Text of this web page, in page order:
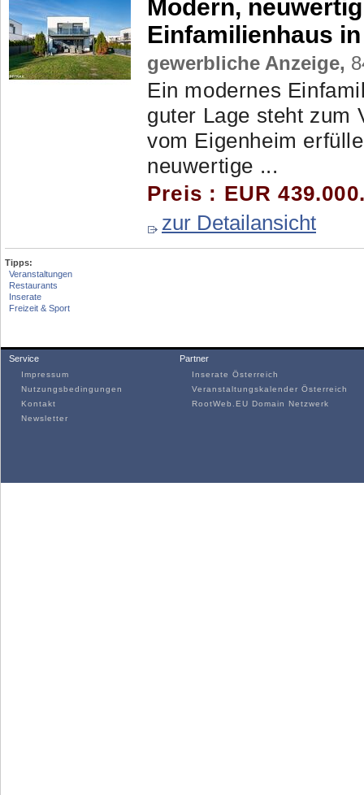
Modern,
Einfamilienhaus
gewerbliche Anzeige,
Ein modernes
guter Lage steht zum
vom Eigenheim
neuwertige ...
Preis : EUR
zur Detailansicht
Tipps:
Veranstaltungen
Restaurants
Inserate
Freizeit & Sport
Service
Impressum
Nutzungsbedingungen
Kontakt
Newsletter
Partner
Inserate Österreich
Veranstaltungskalender Österreich
RootWeb.EU Domain Netzwerk